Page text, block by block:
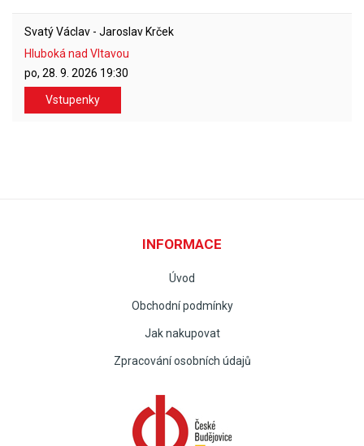
Svatý Václav - Jaroslav Krček
Hluboká nad Vltavou
po, 28. 9. 2026 19:30
Vstupenky
INFORMACE
Úvod
Obchodní podmínky
Jak nakupovat
Zpracování osobních údajů